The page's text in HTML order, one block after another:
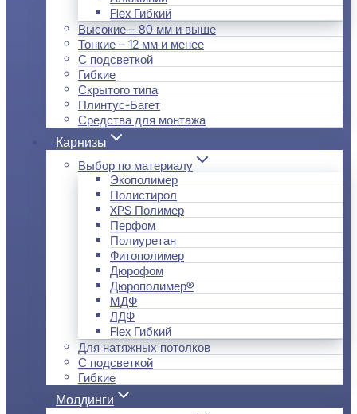
Flex Гибкий
Высокие – 80 мм и выше
Тонкие – 12 мм и менее
С подсветкой
Гибкие
Скрытого типа
Плинтус-Багет
Средства для монтажа
Карнизы
Выбор по материалу
Экополимер
Полистирол
XPS Полимер
Перфом
Полиуретан
Фитополимер
Дюрофом
Дюрополимер®
МДФ
ЛДФ
Flex Гибкий
Для натяжных потолков
С подсветкой
Гибкие
Молдинги